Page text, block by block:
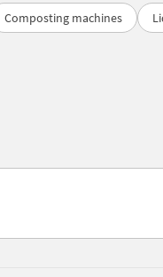
Composting machines